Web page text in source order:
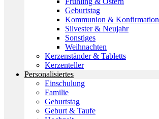
Geburtstag
Kommunion & Konfirmation
Silvester & Neujahr
Sonstiges
Weihnachten
Kerzenständer & Tabletts
Kerzenteller
Personalisiertes
Einschulung
Familie
Geburtstag
Geburt & Taufe